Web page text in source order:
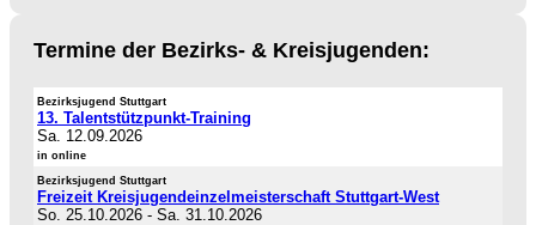
Termine der Bezirks- & Kreisjugenden:
Bezirksjugend Stuttgart
13. Talentstützpunkt-Training
Sa. 12.09.2026
in online
Bezirksjugend Stuttgart
Freizeit Kreisjugendeinzelmeisterschaft Stuttgart-West
So. 25.10.2026 - Sa. 31.10.2026